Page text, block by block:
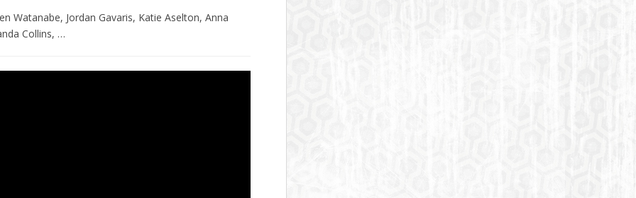
Watanabe, Jordan Gavaris, Katie Aselton, Anna
Collins, …